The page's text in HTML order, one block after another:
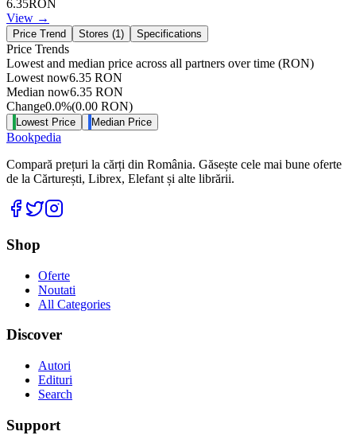
6.35RON
View →
Price Trend Stores (1) Specifications
Price Trends
Lowest and median price across all partners over time (RON)
Lowest now6.35 RON
Median now6.35 RON
Change0.0%(0.00 RON)
Lowest Price Median Price
Bookpedia
Compară prețuri la cărți din România. Găsește cele mai bune oferte
de la Cărturești, Librex, Elefant și alte librării.
Facebook
Twitter
Shop
Oferte
Noutati
All Categories
Discover
Autori
Edituri
Search
Support